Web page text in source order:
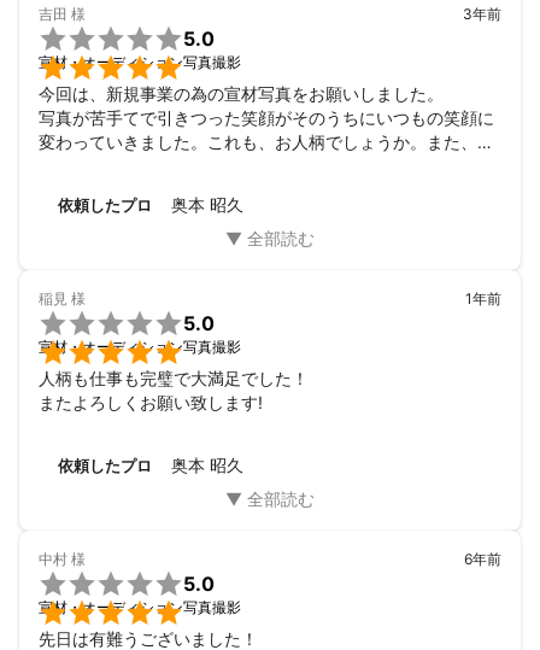
鳥海浩輔「てきとう」、安元洋貴「４０＋１」青柳文子「青柳マ
ガジン　あお」、でんぱ組inc.「Dempa・LA・MODE」、神田沙
也加「Dollygirl」、AMIAYA 「AMIAYA TWINS」、こんどうようぢ
「ようぢLAND」、深澤翠の大人Style BOOK、西野もなか「mon
a」、鳥海浩輔・安元洋貴「禁断生ラジオ本」、少年ハリウッド
「ハリウッドTVジャパン」品川ヒロシ「品川ブログ　デラック
ス」、家入一真「こんな僕でも社長になれた」、田村裕「ホーム
平松可奈子「KANAKANA」西もなか「mona」、橋口いくよ「猛
烈に！アロハ萌え」、ケンドーコバヤシ「ケンコバ伝説」、小杉
よしもと男前天下統一写真集「TRIP」、吉田菫「すぅ凡」NON S
TYLE「HON STYLE」、きゃりーぱみゅぱみゅ「きゃりーぼー
ん」、
長谷川潤「ニコジュン」、ビビアンスー写真集、TRIP～男前天下
統一写真集～、はんにゃ「カレンダー」
Others
2012年　グループ展[F] 大崎O美術館　「isu galr」出展
2013年　グループ展「E」渋谷GALLERY LE DECO５
アピールポイント
ファッション誌やミュージシャンの撮影多くしておりますので、
普通の記念写真ではないテイストをご提供できると思います。
吉田 様


5.0
宣材・オーディション写真撮影
3年前
今回は、新規事業の為の宣材写真をお願いしました。
写真が苦手てで引きつった笑顔がそのうちにいつもの笑顔に
変わっていきました。これも、お人柄でしょうか。また、お
依頼したプロ 奥本 昭久
稲見 様


5.0
宣材・オーディション写真撮影
1年前
人柄も仕事も完璧で大満足でした！
またよろしくお願い致します!
依頼したプロ 奥本 昭久
中村 様


5.0
宣材・オーディション写真撮影
6年前
先日は有難うございました！